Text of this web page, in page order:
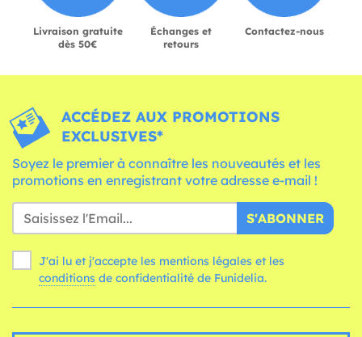
Livraison gratuite
dès 50€
Échanges et
retours
Contactez-nous
ACCÉDEZ AUX PROMOTIONS
EXCLUSIVES*
Soyez le premier à connaître les nouveautés et les
promotions en enregistrant votre adresse e-mail !
S'ABONNER
J'ai lu et j'accepte les mentions légales et les
conditions de confidentialité de Funidelia.